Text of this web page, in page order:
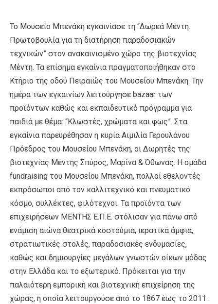
Το Μουσείο Μπενάκη εγκαινίασε τη “Δωρεά Μέντη.
Πρωτοβουλία για τη διατήρηση παραδοσιακών
τεχνικών” στον ανακαινισμένο χώρο της βιοτεχνίας
Μέντη. Τα επίσημα εγκαίνια πραγματοποιήθηκαν στο
Κτήριο της οδού Πειραιώς του Μουσείου Μπενάκη. Την
ημέρα των εγκαινίων λειτούργησε bazaar των
προϊόντων καθώς και εκπαιδευτικό πρόγραμμα για
παιδιά με θέμα: “Κλωστές, χρώματα και φως”. Στα
εγκαίνια παρευρέθησαν η κυρία Αιμιλία Γερουλάνου
Πρόεδρος του Μουσείου Μπενάκη, οι Δωρητές της
βιοτεχνίας Μέντης Σπύρος, Μαρίνα & Όθωνας. Η ομάδα
fundraising του Μουσείου Μπενάκη, πολλοί εθελοντές
εκπρόσωποι από τον καλλιτεχνικό και πνευματικό
κόσμο, συλλέκτες, φιλότεχνοι. Τα προϊόντα των
επιχειρήσεων ΜΕΝΤΗΣ Ε.Π.Ε. στόλισαν για πάνω από
ενάμιση αιώνα θεατρικά κοστούμια, ιερατικά άμφια,
στρατιωτικές στολές, παραδοσιακές ενδυμασίες,
καθώς και δημιουργίες μεγάλων γνωστών οίκων μόδας
στην Ελλάδα και το εξωτερικό. Πρόκειται για την
παλαιότερη εμπορική και βιοτεχνική επιχείρηση της
χώρας, η οποία λειτουργούσε από το 1867 έως το 2011.